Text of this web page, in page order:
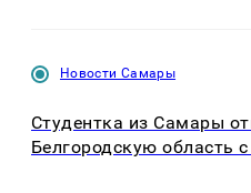
Новости Самары
Студентка из Самары
Белгородскую область